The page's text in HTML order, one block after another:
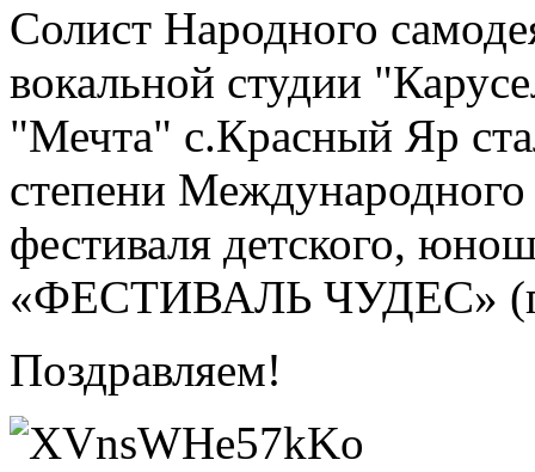
Солист Народного
вокальной студии
"Мечта" с.Красный Яр
степени Международного
фестиваля детского,
«ФЕСТИВАЛЬ ЧУДЕС»
Поздравляем!